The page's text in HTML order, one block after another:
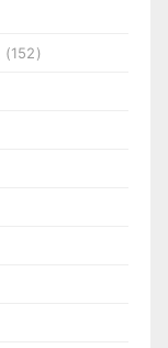
(152)